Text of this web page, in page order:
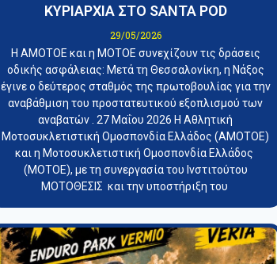
ΚΥΡΙΑΡΧΙΑ ΣΤΟ SANTA POD
29/05/2026
Η ΑΜΟΤΟΕ και η ΜΟΤΟΕ συνεχίζουν τις δράσεις
οδικής ασφάλειας: Μετά τη Θεσσαλονίκη, η Νάξος
έγινε ο δεύτερος σταθμός της πρωτοβουλίας για την
αναβάθμιση του προστατευτικού εξοπλισμού των
αναβατών . 27 Μαΐου 2026 Η Αθλητική
Μοτοσυκλετιστική Ομοσπονδία Ελλάδος (ΑΜΟΤΟΕ)
και η Μοτοσυκλετιστική Ομοσπονδία Ελλάδος
(ΜΟΤΟΕ), με τη συνεργασία του Ινστιτούτου
ΜΟΤΟΘΕΣΙΣ και την υποστήριξη του